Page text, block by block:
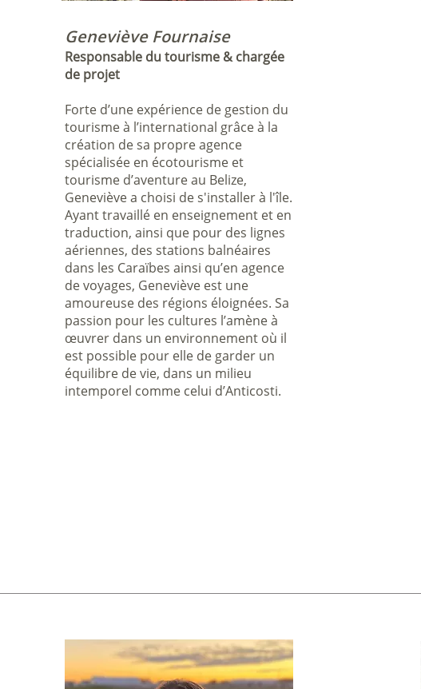
Geneviève Fournaise
Responsable du tourisme & chargée
de projet
Forte d’une expérience de gestion du
tourisme à l’international grâce à la
création de sa propre agence
spécialisée en écotourisme et
tourisme d’aventure au Belize,
Geneviève a choisi de s'installer à l'île.
Ayant travaillé en enseignement et en
traduction, ainsi que pour des lignes
aériennes, des stations balnéaires
dans les Caraïbes ainsi qu’en agence
de voyages, Geneviève est une
amoureuse des régions éloignées. Sa
passion pour les cultures l’amène à
œuvrer dans un environnement où il
est possible pour elle de garder un
équilibre de vie, dans un milieu
intemporel comme celui d’Anticosti.